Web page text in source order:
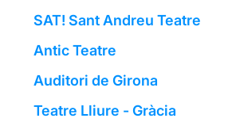
SAT! Sant Andreu Teatre
Antic Teatre
Auditori de Girona
Teatre Lliure - Gràcia